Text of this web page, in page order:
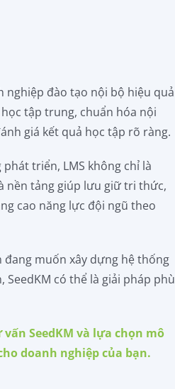
nghiệp đào tạo nội bộ hiệu quả
tập trung, chuẩn hóa nội
giá kết quả học tập rõ ràng.
triển, LMS không chỉ là
nền tảng giúp lưu giữ tri thức,
cao năng lực đội ngũ theo
muốn xây dựng hệ thống
có thể là giải pháp phù
SeedKM và lựa chọn mô
doanh nghiệp của bạn.